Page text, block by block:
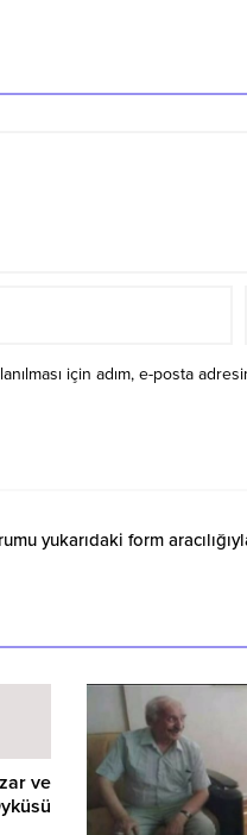
için adım, e-posta
yukarıdaki form
ve